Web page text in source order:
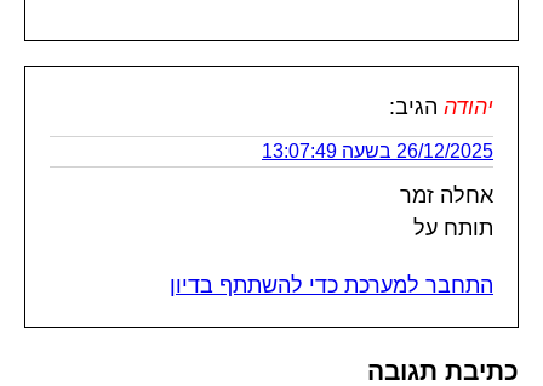
יהודה הגיב:
26/12/2025 בשעה 13:07:49
אחלה זמר
תותח על
התחבר למערכת כדי להשתתף בדיון
כתיבת תגובה